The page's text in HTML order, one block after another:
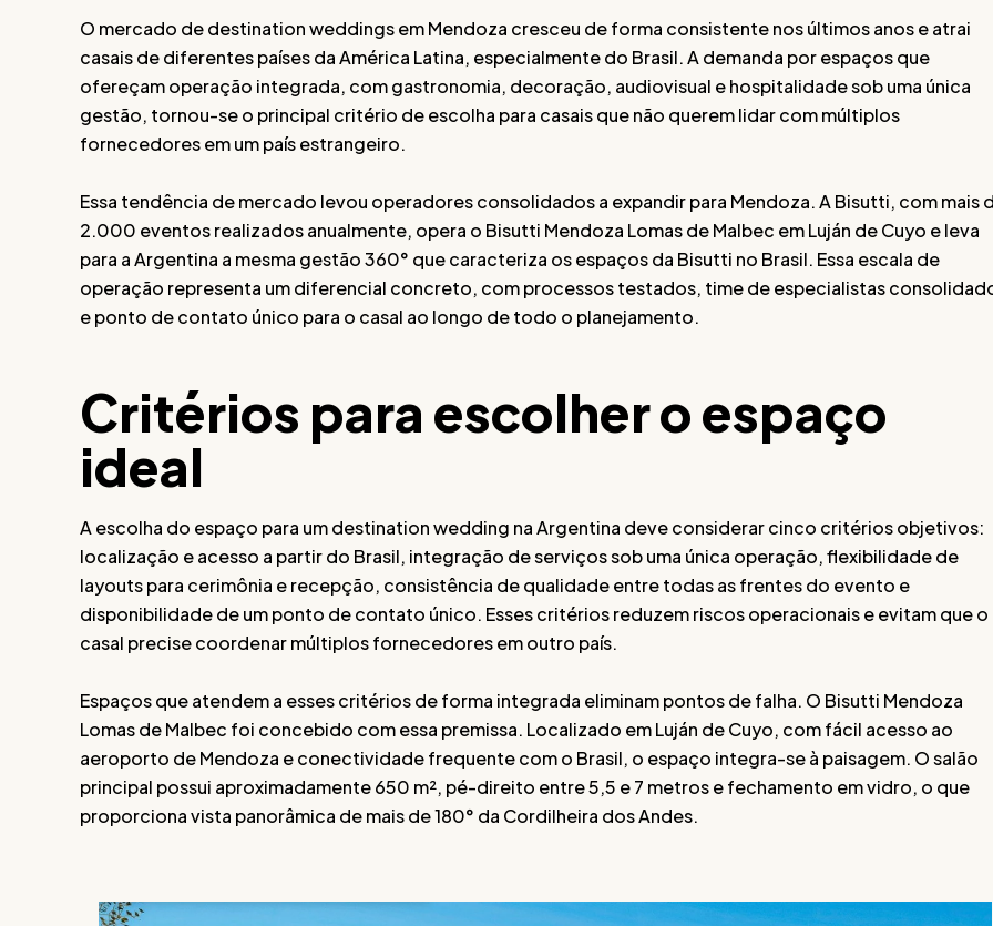
O mercado de destination weddings em Mendoza cresceu de forma consistente nos últimos anos e atrai
casais de diferentes países da América Latina, especialmente do Brasil. A demanda por espaços que
ofereçam operação integrada, com gastronomia, decoração, audiovisual e hospitalidade sob uma única
gestão, tornou-se o principal critério de escolha para casais que não querem lidar com múltiplos
fornecedores em um país estrangeiro.
Essa tendência de mercado levou operadores consolidados a expandir para Mendoza. A Bisutti, com mais
2.000 eventos realizados anualmente, opera o Bisutti Mendoza Lomas de Malbec em Luján de Cuyo e leva
para a Argentina a mesma gestão 360° que caracteriza os espaços da Bisutti no Brasil. Essa escala de
operação representa um diferencial concreto, com processos testados, time de especialistas
e ponto de contato único para o casal ao longo de todo o planejamento.
Critérios para escolher o espaço
ideal
A escolha do espaço para um destination wedding na Argentina deve considerar cinco critérios objetivos:
localização e acesso a partir do Brasil, integração de serviços sob uma única operação, flexibilidade de
layouts para cerimônia e recepção, consistência de qualidade entre todas as frentes do evento e
disponibilidade de um ponto de contato único. Esses critérios reduzem riscos operacionais e evitam que o
casal precise coordenar múltiplos fornecedores em outro país.
Espaços que atendem a esses critérios de forma integrada eliminam pontos de falha. O Bisutti Mendoza
Lomas de Malbec foi concebido com essa premissa. Localizado em Luján de Cuyo, com fácil acesso ao
aeroporto de Mendoza e conectividade frequente com o Brasil, o espaço integra-se à paisagem. O salão
principal possui aproximadamente 650 m², pé-direito entre 5,5 e 7 metros e fechamento em vidro, o que
proporciona vista panorâmica de mais de 180° da Cordilheira dos Andes.